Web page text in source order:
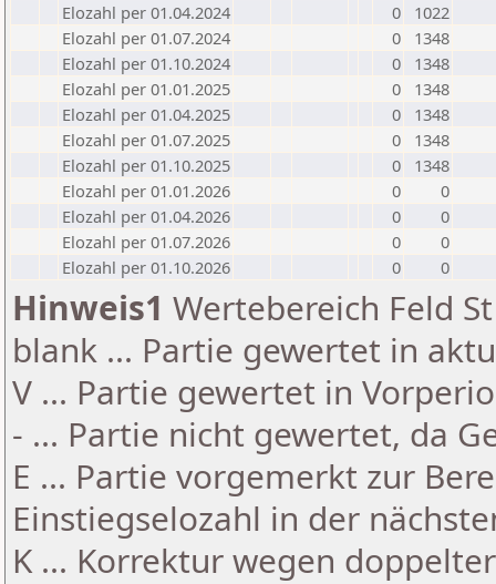
Elozahl per 01.04.2024
0
1022
Elozahl per 01.07.2024
0
1348
Elozahl per 01.10.2024
0
1348
Elozahl per 01.01.2025
0
1348
Elozahl per 01.04.2025
0
1348
Elozahl per 01.07.2025
0
1348
Elozahl per 01.10.2025
0
1348
Elozahl per 01.01.2026
0
0
Elozahl per 01.04.2026
0
0
Elozahl per 01.07.2026
0
0
Elozahl per 01.10.2026
0 0
Hinweis1 Wertebereich Feld
blank ... Partie gewertet in
V ... Partie gewertet in
- ... Partie nicht gewertet, da
E ... Partie vorgemerkt zur
Einstiegselozahl in der
K ... Korrektur wegen